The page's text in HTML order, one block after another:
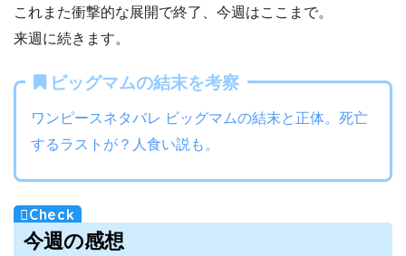
これまた衝撃的な展開で終了、今週はここまで。
来週に続きます。
ビッグマムの結末を考察
ワンピースネタバレ ビッグマムの結末と正体。死亡
するラストが？人食い説も。
今週の感想